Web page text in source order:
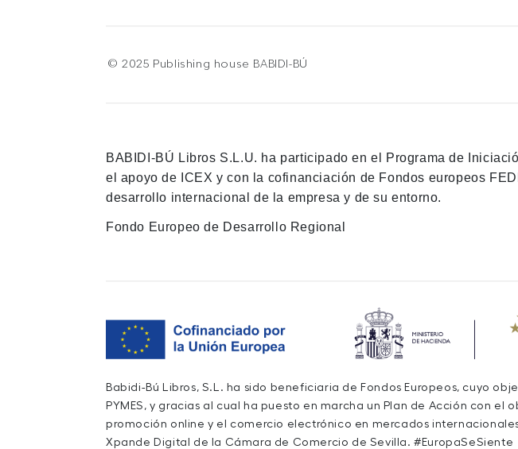
© 2025 Publishing house BABIDI-BÚ
BABIDI-BÚ Libros S.L.U. ha participado en el Programa de
el apoyo de ICEX y con la cofinanciación de Fondos europeos
desarrollo internacional de la empresa y de su entorno.
Fondo Europeo de Desarrollo Regional
Babidi-Bú Libros, S.L. ha sido beneficiaria de Fondos Europeos, cuyo
PYMES, y gracias al cual ha puesto en marcha un Plan de Acción con
promoción online y el comercio electrónico en mercados
Xpande Digital de la Cámara de Comercio de Sevilla. #EuropaSeSiente